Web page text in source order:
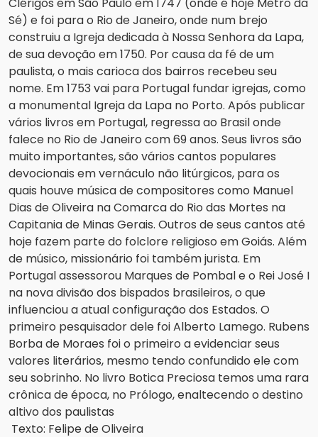
Clérigos em São Paulo em 1747 (onde é hoje Metrô da
Sé) e foi para o Rio de Janeiro, onde num brejo
construiu a Igreja dedicada à Nossa Senhora da Lapa,
de sua devoção em 1750. Por causa da fé de um
paulista, o mais carioca dos bairros recebeu seu
nome. Em 1753 vai para Portugal fundar igrejas, como
a monumental Igreja da Lapa no Porto. Após publicar
vários livros em Portugal, regressa ao Brasil onde
falece no Rio de Janeiro com 69 anos. Seus livros são
muito importantes, são vários cantos populares
devocionais em vernáculo não litúrgicos, para os
quais houve música de compositores como Manuel
Dias de Oliveira na Comarca do Rio das Mortes na
Capitania de Minas Gerais. Outros de seus cantos até
hoje fazem parte do folclore religioso em Goiás. Além
de músico, missionário foi também jurista. Em
Portugal assessorou Marques de Pombal e o Rei José I
na nova divisão dos bispados brasileiros, o que
influenciou a atual configuração dos Estados. O
primeiro pesquisador dele foi Alberto Lamego. Rubens
Borba de Moraes foi o primeiro a evidenciar seus
valores literários, mesmo tendo confundido ele com
seu sobrinho. No livro Botica Preciosa temos uma rara
crônica de época, no Prólogo, enaltecendo o destino
altivo dos paulistas
Texto: Felipe de Oliveira